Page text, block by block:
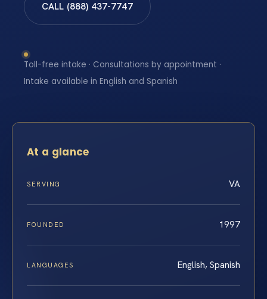
CALL (888) 437-7747
Toll-free intake · Consultations by appointment ·
Intake available in English and Spanish
At a glance
SERVING VA
FOUNDED 1997
LANGUAGES English, Spanish